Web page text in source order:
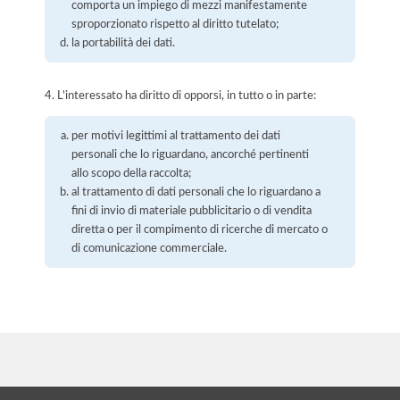
comporta un impiego di mezzi manifestamente
sproporzionato rispetto al diritto tutelato;
la portabilità dei dati.
4. L'interessato ha diritto di opporsi, in tutto o in parte:
per motivi legittimi al trattamento dei dati
personali che lo riguardano, ancorché pertinenti
allo scopo della raccolta;
al trattamento di dati personali che lo riguardano a
fini di invio di materiale pubblicitario o di vendita
diretta o per il compimento di ricerche di mercato o
di comunicazione commerciale.